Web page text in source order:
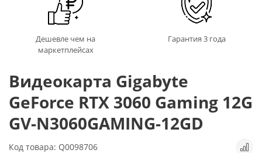
Дешевле чем на
маркетплейсах
Гарантия 3 года
Видеокарта Gigabyte
GeForce RTX 3060 Gaming 12G
GV-N3060GAMING-12GD
Код товара: Q0098706